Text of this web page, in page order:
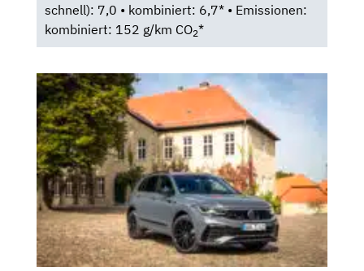
schnell): 7,0 • kombiniert: 6,7* • Emissionen:
kombiniert: 152 g/km CO2*